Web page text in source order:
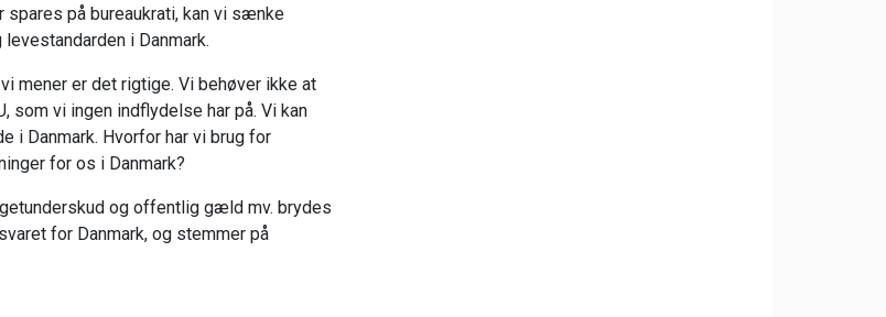
spares på bureaukrati, kan vi sænke
i Danmark.
mener er det rigtige. Vi behøver ikke at
som vi ingen indflydelse har på. Vi kan
i Danmark. Hvorfor har vi brug for
for os i Danmark?
og offentlig gæld mv. brydes
for Danmark, og stemmer på